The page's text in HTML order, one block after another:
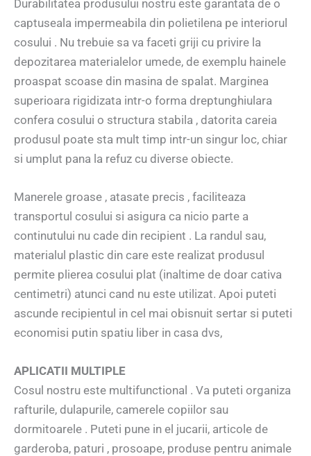
Durabilitatea produsului nostru este garantata de o
captuseala impermeabila din polietilena pe interiorul
cosului . Nu trebuie sa va faceti griji cu privire la
depozitarea materialelor umede, de exemplu hainele
proaspat scoase din masina de spalat. Marginea
superioara rigidizata intr-o forma dreptunghiulara
confera cosului o structura stabila , datorita careia
produsul poate sta mult timp intr-un singur loc, chiar
si umplut pana la refuz cu diverse obiecte.
Manerele groase , atasate precis , faciliteaza
transportul cosului si asigura ca nicio parte a
continutului nu cade din recipient . La randul sau,
materialul plastic din care este realizat produsul
permite plierea cosului plat (inaltime de doar cativa
centimetri) atunci cand nu este utilizat. Apoi puteti
ascunde recipientul in cel mai obisnuit sertar si puteti
economisi putin spatiu liber in casa dvs,
APLICATII MULTIPLE
Cosul nostru este multifunctional . Va puteti organiza
rafturile, dulapurile, camerele copiilor sau
dormitoarele . Puteti pune in el jucarii, articole de
garderoba, paturi , prosoape, produse pentru animale